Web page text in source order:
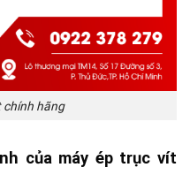
chính hãng
của máy ép trục vít